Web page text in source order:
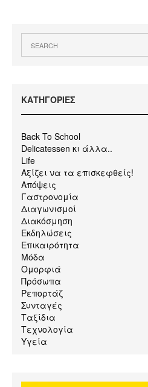
KΑΤΗΓΟΡΙΕΣ
Back To School
Delicatessen κι άλλα..
Life
Αξίζει να τα επισκεφθείς!
Απόψεις
Γαστρονομία
Διαγωνισμοί
Διακόσμηση
Εκδηλώσεις
Επικαιρότητα
Μόδα
Ομορφιά
Πρόσωπα
Ρεπορτάζ
Συνταγές
Ταξίδια
Τεχνολογία
Υγεία